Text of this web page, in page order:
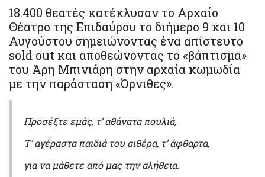
18.400 θεατές κατέκλυσαν το Αρχαίο
Θέατρο της Επιδαύρου το διήμερο 9 και 10
Αυγούστου σημειώνοντας ένα απίστευτο
sold out και αποθεώνοντας το «βάπτισμα»
του Άρη Μπινιάρη στην αρχαία κωμωδία
με την παράσταση «Όρνιθες».
Προσέξτε εμάς, τ’ αθάνατα πουλιά,
Τ’ αγέραστα παιδιά του αιθέρα, τ’ άφθαρτα,
για να μάθετε από μας την αλήθεια.